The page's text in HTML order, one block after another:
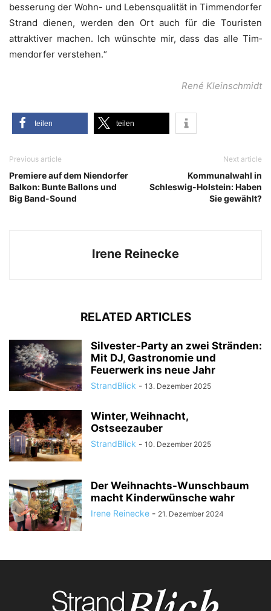
bes­se­rung der Wohn- und Lebens­qua­li­tät in Tim­men­dor­fer
Strand die­nen, wer­den den Ort auch für die Tou­ris­ten
attrak­ti­ver machen. Ich wünsch­te mir, dass das alle Tim­
men­dor­fer verstehen.“
René Klein­schmidt
tei­len tei­len
Previous article
Premiere auf dem Niendorfer
Balkon: Bunte Ballons und
Big Band-Sound
Next article
Kommunalwahl in
Schleswig-Holstein: Haben
Sie gewählt?
Irene Reinecke
RELATED ARTICLES
Silvester-Party an zwei Stränden:
Mit DJ, Gastronomie und
Feuerwerk ins neue Jahr
StrandBlick - 13. Dezember 2025
Winter, Weihnacht,
Ostseezauber
StrandBlick - 10. Dezember 2025
Der Weihnachts-Wunschbaum
macht Kinderwünsche wahr
Irene Reinecke - 21. Dezember 2024